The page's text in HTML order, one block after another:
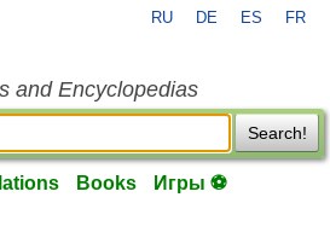
RU DE ES FR
and Encyclopedias
Search!
Books Игры ⚽